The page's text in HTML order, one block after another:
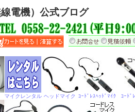
電機）公式ブログ